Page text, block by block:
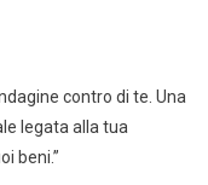
contro di te. Una
legata alla tua
beni.”